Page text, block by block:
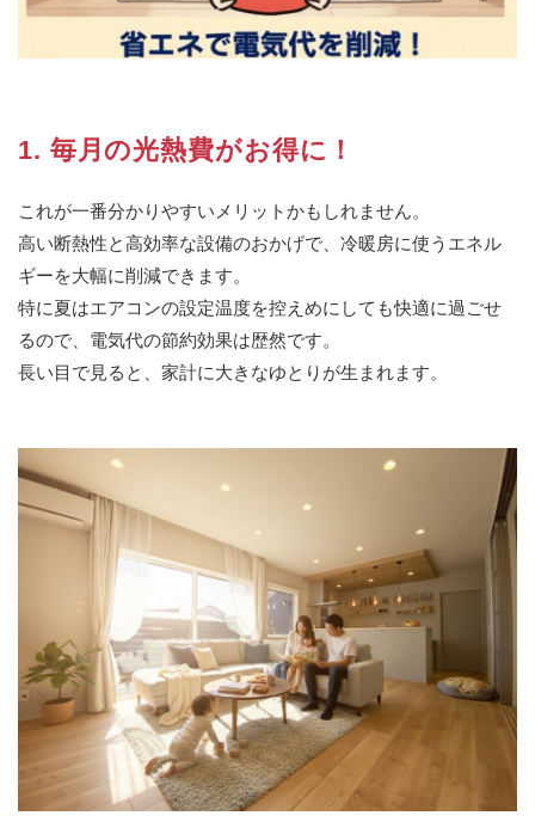
1. 毎月の光熱費がお得に！
これが一番分かりやすいメリットかもしれません。
高い断熱性と高効率な設備のおかげで、冷暖房に使うエネル
ギーを大幅に削減できます。
特に夏はエアコンの設定温度を控えめにしても快適に過ごせ
るので、電気代の節約効果は歴然です。
長い目で見ると、家計に大きなゆとりが生まれます。